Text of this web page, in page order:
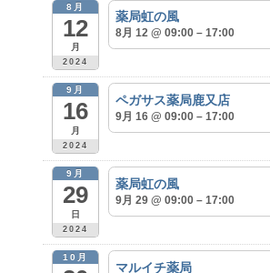
8月
12
月
2024
薬局虹の風
8月 12 @ 09:00 – 17:00
9月
16
月
2024
ペガサス薬局鹿又店
9月 16 @ 09:00 – 17:00
9月
29
日
2024
薬局虹の風
9月 29 @ 09:00 – 17:00
10月
マルイチ薬局